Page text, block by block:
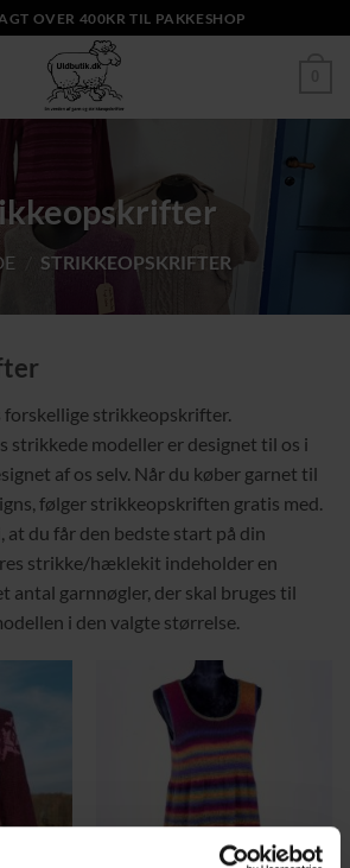
OVER 400KR TIL PAKKESHOP
STRIKKEOPSKRIFTER
forskellige strikkeopskrifter.
strikkede modeller er designet til os i
af os selv. Når du køber garnet til
følger strikkeopskriften gratis med.
at du får den bedste start på din
strikke/hæklekit indeholder en
antal garnnøgler, der skal bruges til
i den valgte størrelse.